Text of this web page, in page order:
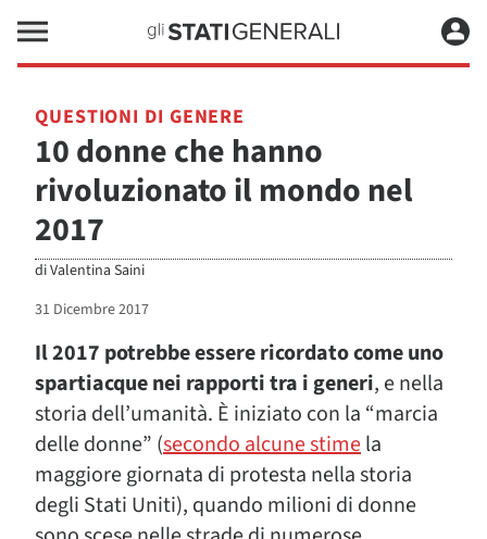
QUESTIONI DI GENERE
10 donne che hanno
rivoluzionato il mondo nel
2017
diValentina Saini
31 Dicembre 2017
Il 2017 potrebbe essere ricordato come uno
spartiacque nei rapporti tra i generi, e nella
storia dell’umanità. È iniziato con la “marcia
delle donne” (secondo alcune stimela
maggiore giornata di protesta nella storia
degli Stati Uniti), quando milioni di donne